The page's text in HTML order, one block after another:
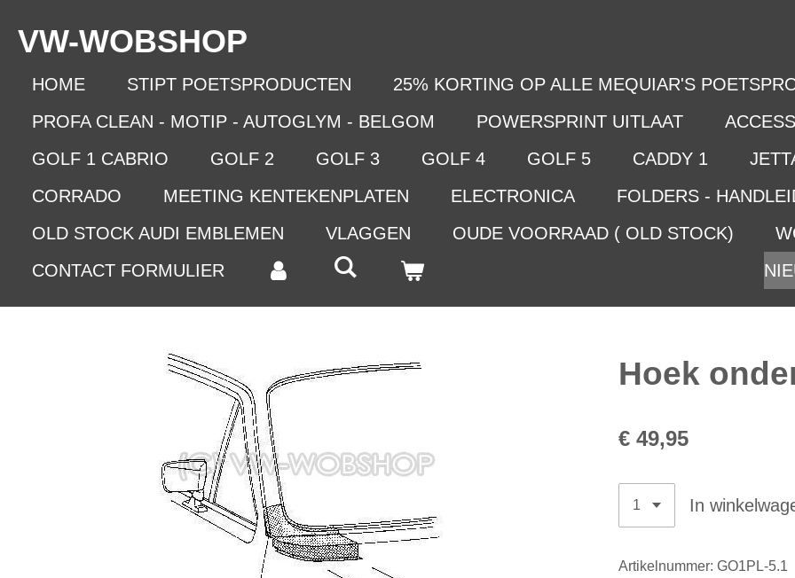
direct
VW-WOBSHOP
HOME STIPT POETSPRODUCTEN
25% KORTING OP ALLE MEQUIAR'S
PROFA CLEAN - MOTIP - AUTOGLYM - BELGOM
POWERSPRINT UITLAAT
GOLF 1 CABRIO
GOLF 2 GOLF 3 GOLF 4 GOLF 5 CADDY 1
CORRADO
MEETING KENTEKENPLATEN ELECTRONICA
FOLDERS -
OLD STOCK AUDI EMBLEMEN
VLAGGEN OUDE VOORRAAD ( OLD STOCK)
CONTACT FORMULIER
Hoek
€ 49,95
In
Artikelnummer: GO1PL-5.1